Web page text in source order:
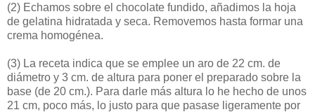
(2) Echamos sobre el chocolate fundido, añadimos la hoja
de gelatina hidratada y seca. Removemos hasta formar una
crema homogénea.
(3) La receta indica que se emplee un aro de 22 cm. de
diámetro y 3 cm. de altura para poner el preparado sobre la
base (de 20 cm.). Para darle más altura lo he hecho de unos
21 cm, poco más, lo justo para que pasase ligeramente por